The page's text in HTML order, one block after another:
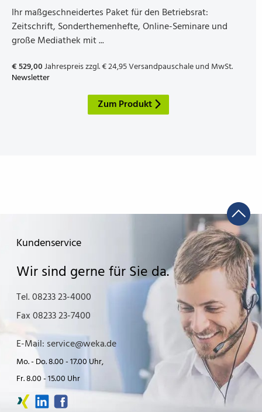
Ihr maßgeschneidertes Paket für den Betriebsrat:
Zeitschrift, Sonderthemenhefte, Online-Seminare und
große Mediathek mit ...
€ 529,00Jahrespreis zzgl. € 24,95 Versandpauschale und MwSt.
Newsletter
Zum Produkt
Kundenservice
Wir sind gerne für Sie da.
Tel. 08233 23-4000
Fax 08233 23-7400
E-Mail: service@weka.de
Mo. - Do. 8.00 - 17.00 Uhr,
Fr. 8.00 - 15.00 Uhr